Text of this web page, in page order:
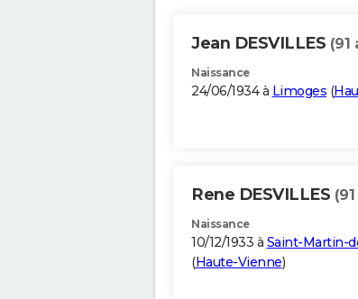
Jean DESVILLES (91
Naissance
24/06/1934 à Limoges (
Rene DESVILLES
Naissance
10/12/1933 à Saint-Martin-
(Haute-Vienne)